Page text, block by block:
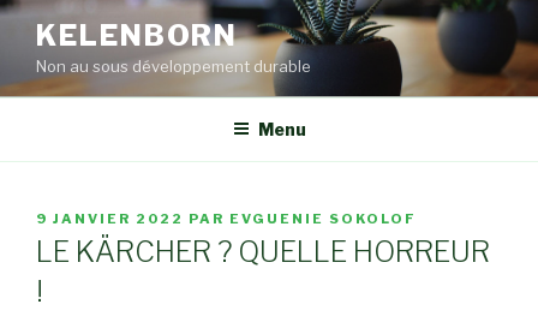
Aller
contenu
principal
KELENBORN
Non au sous développement durable
Menu
PUBLIÉ
LE
9 JANVIER 2022 PAR EVGUENIE SOKOLOF
LE KÄRCHER ? QUELLE HORREUR
!